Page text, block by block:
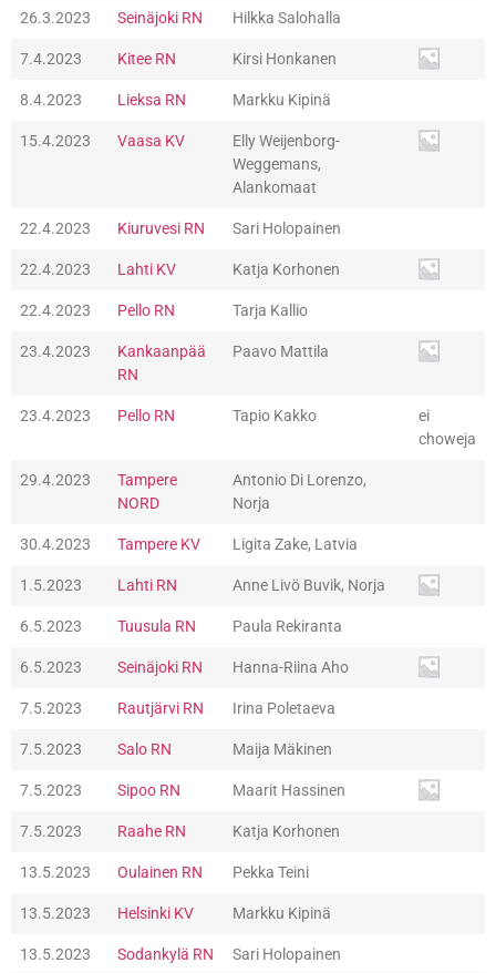
26.3.2023 Seinäjoki RN Hilkka Salohalla
7.4.2023 Kitee RN Kirsi Honkanen
8.4.2023 Lieksa RN Markku Kipinä
15.4.2023 Vaasa KV
Elly Weijenborg-
Weggemans,
Alankomaat
22.4.2023 Kiuruvesi RN Sari Holopainen
22.4.2023 Lahti KV Katja Korhonen
22.4.2023 Pello RN Tarja Kallio
23.4.2023
Kankaanpää
RN
Paavo Mattila
23.4.2023 Pello RN Tapio Kakko
ei
choweja
29.4.2023
Tampere
NORD
Antonio Di Lorenzo,
Norja
30.4.2023 Tampere KV Ligita Zake, Latvia
1.5.2023 Lahti RN Anne Livö Buvik, Norja
6.5.2023 Tuusula RN Paula Rekiranta
6.5.2023 Seinäjoki RN Hanna-Riina Aho
7.5.2023 Rautjärvi RN Irina Poletaeva
7.5.2023 Salo RN Maija Mäkinen
7.5.2023 Sipoo RN Maarit Hassinen
7.5.2023 Raahe RN Katja Korhonen
13.5.2023 Oulainen RN Pekka Teini
13.5.2023 Helsinki KV Markku Kipinä
13.5.2023 Sodankylä RN Sari Holopainen